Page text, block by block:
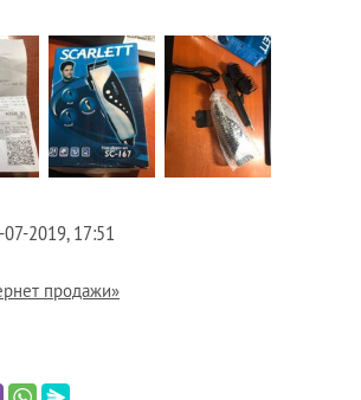
07-2019, 17:51
продажи»